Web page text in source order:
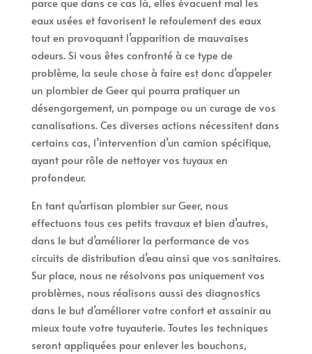
eaux usées et favorisent le refoulement des eaux
tout en provoquant l’apparition de mauvaises
odeurs. Si vous êtes confronté à ce type de
problème, la seule chose à faire est donc d’appeler
un plombier de Geer qui pourra pratiquer un
désengorgement, un pompage ou un curage de vos
canalisations. Ces diverses actions nécessitent dans
certains cas, l’intervention d’un camion spécifique,
ayant pour rôle de nettoyer vos tuyaux en
profondeur.
En tant qu’artisan plombier sur Geer, nous
effectuons tous ces petits travaux et bien d’autres,
dans le but d’améliorer la performance de vos
circuits de distribution d’eau ainsi que vos sanitaires.
Sur place, nous ne résolvons pas uniquement vos
problèmes, nous réalisons aussi des diagnostics
dans le but d’améliorer votre confort et assainir au
mieux toute votre tuyauterie. Toutes les techniques
seront appliquées pour enlever les bouchons,